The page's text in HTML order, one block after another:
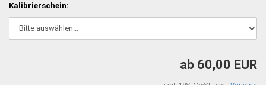
Kalibrierschein:
ab 60,00 EUR